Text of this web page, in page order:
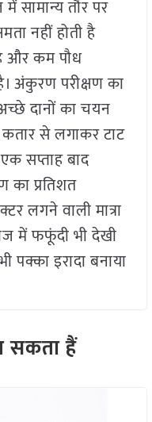
सामान्य तौर पर
नहीं होती है
और कम पौध
अंकुरण परीक्षण का
दानों का चयन
से लगाकर टाट
सप्ताह बाद
प्रतिशत
लगने वाली मात्रा
में फफूंदी भी देखी
पक्का इरादा बनाया
हैं